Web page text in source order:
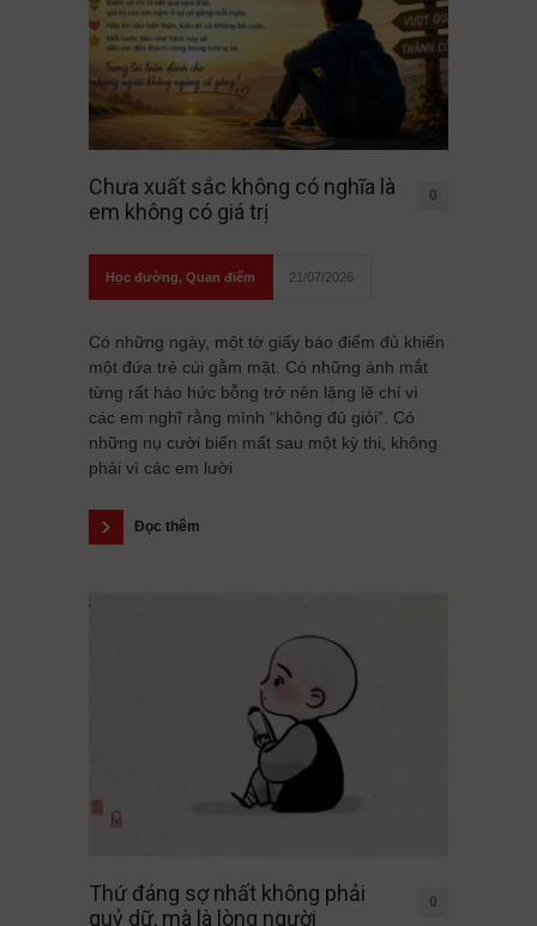
Chưa xuất sắc không có nghĩa là
em không có giá trị
0
Học đường, Quan điểm 21/07/2026
Có những ngày, một tờ giấy báo điểm đủ khiến
một đứa trẻ cúi gằm mặt. Có những ánh mắt
từng rất háo hức bỗng trở nên lặng lẽ chỉ vì
các em nghĩ rằng mình “không đủ giỏi”. Có
những nụ cười biến mất sau một kỳ thi, không
phải vì các em lười
Đọc thêm
Thứ đáng sợ nhất không phải
quỷ dữ, mà là lòng người
0